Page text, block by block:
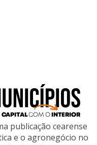
publicação cearense
e o agronegócio no